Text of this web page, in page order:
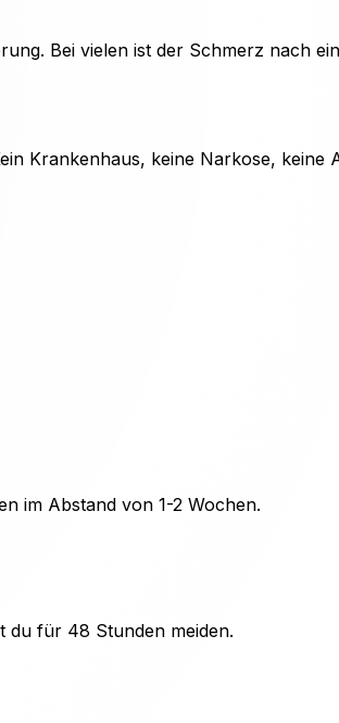
Bei vielen ist der Schmerz nach
Krankenhaus, keine Narkose, keine
im Abstand von 1-2 Wochen.
du für 48 Stunden meiden.